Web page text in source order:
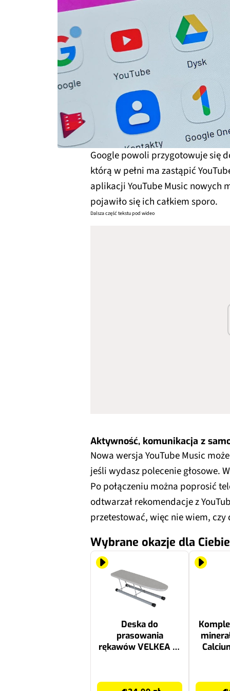
Google powoli przygotowuje się
którą w pełni ma zastąpić
aplikacji YouTube Music nowych
pojawiło się ich całkiem sporo.
Dalsza część tekstu pod wideo
Aktywność, komunikacja z
Nowa wersja YouTube Music
jeśli wydasz polecenie głosowe.
Po połączeniu można poprosić
odtwarzał rekomendacje z
przetestować, więc nie wiem,
Wybrane okazje dla Ciebie
Deska do
prasowania
rękawów VELKEA R1